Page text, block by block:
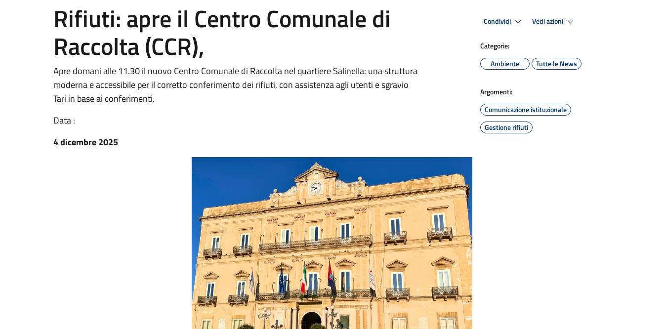
Rifiuti: apre il Centro Comunale di
Raccolta (CCR),
Apre domani alle 11.30 il nuovo Centro Comunale di Raccolta nel quartiere Salinella: una struttura
moderna e accessibile per il corretto conferimento dei rifiuti, con assistenza agli utenti e sgravio
Tari in base ai conferimenti.
Data :
4 dicembre 2025
Condividi Vedi azioni
Categorie:
Ambiente
Tutte le News
Argomenti:
Comunicazione istituzionale
Gestione rifiuti